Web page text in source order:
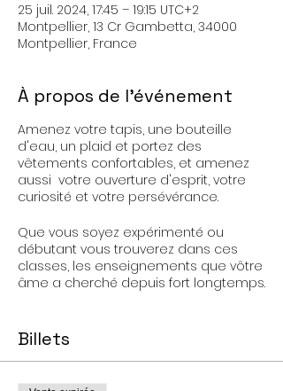
25 juil. 2024, 17:45 – 19:15 UTC+2
Montpellier, 13 Cr Gambetta, 34000
Montpellier, France
À propos de l'événement
Amenez votre tapis, une bouteille
d'eau, un plaid et portez des
vêtements confortables, et amenez
aussi votre ouverture d'esprit, votre
curiosité et votre persévérance.
Que vous soyez expérimenté ou
débutant vous trouverez dans ces
classes, les enseignements que vôtre
âme a cherché depuis fort longtemps.
c'est une pratique spirituelle.
votre force mentale et physique s'en
Billets